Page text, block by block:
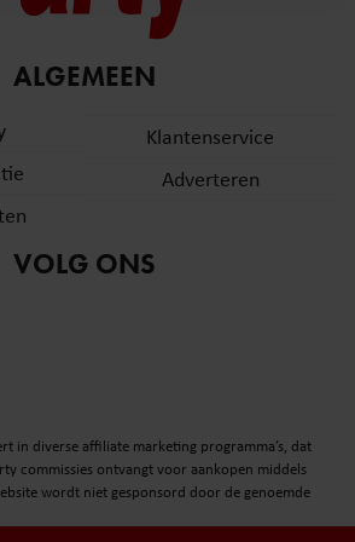
te analyseren. Ook delen we
van onze site met onze
media, adverteren en analyse. Deze
ze heeft verstrekt of die ze hebben
cookies als u onze website blijft
ALGEMEEN
Klantenservice
Adverteren
VOLG ONS
in diverse affiliate marketing programma’s, dat
commissies ontvangt voor aankopen middels
wordt niet gesponsord door de genoemde